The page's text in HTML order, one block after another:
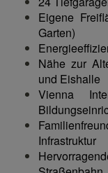
Eigene
Garten)
Nähe zur
und Eishalle
Vienna
Infrastruktur